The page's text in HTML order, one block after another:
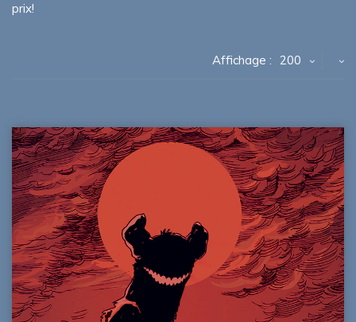
prix!
Affichage : 200